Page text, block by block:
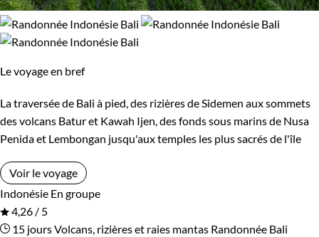
Le voyage en bref
La traversée de Bali à pied, des rizières de Sidemen aux sommets
des volcans Batur et Kawah Ijen, des fonds sous marins de Nusa
Penida et Lembongan jusqu'aux temples les plus sacrés de l'île
Voir le voyage
Indonésie En groupe
4,26 / 5
15 joursVolcans, rizières et raies mantas Randonnée Bali